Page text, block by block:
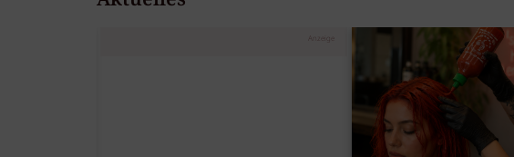
Anzeige